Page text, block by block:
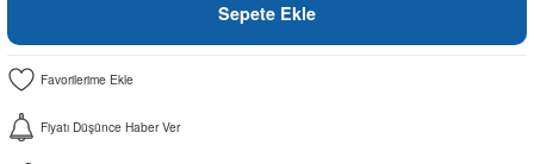
Sepete Ekle
Fiyatı Düşünce Haber Ver